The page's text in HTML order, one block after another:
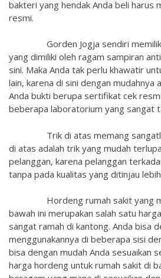
bakteri yang hendak Anda beli harus
resmi.
Gorden Jogja sendiri memiliki
yang dimiliki oleh ragam sampiran
sini. Maka Anda tak perlu khawatir
lain, karena di sini dengan mudahnya
Anda bukti berupa sertifikat cek
beberapa laboratorium yang sangat
Trik di atas memang
di atas adalah trik yang mudah
pelanggan, karena pelanggan
tanpa pada kualitas yang ditinjau
Hordeng rumah sakit yang
bawah ini merupakan salah satu
sangat ramah di kantong. Anda bisa
menggunakannya di beberapa sisi
bisa dengan mudah Anda sesuaikan
harga hordeng untuk rumah sakit di